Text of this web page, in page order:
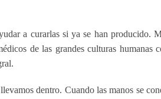
a curarlas si ya se han producido.
de las grandes culturas humanas
dentro. Cuando las manos se